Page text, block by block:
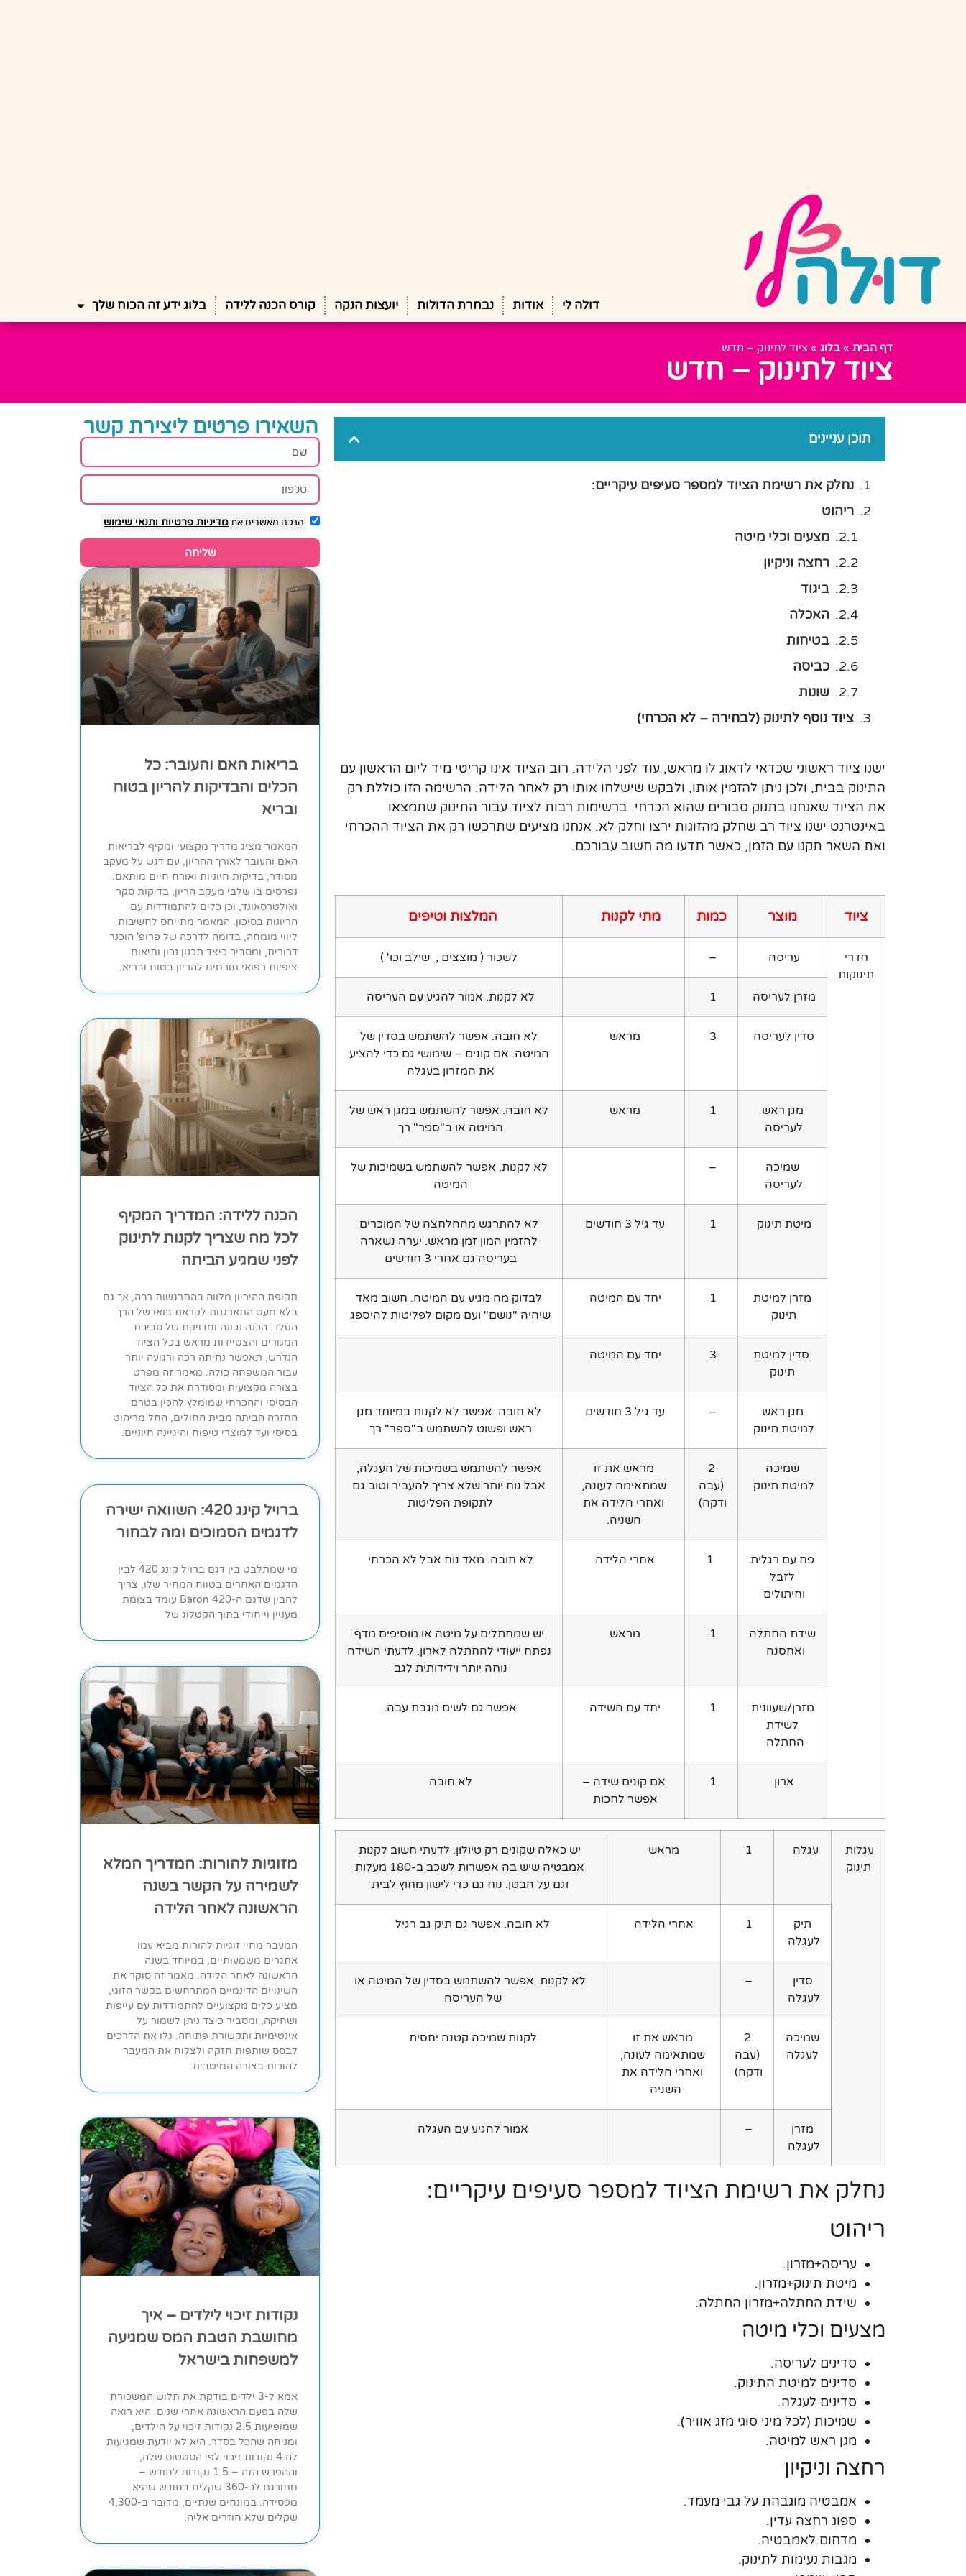
דולה לי אודות נבחרת הדולות יועצות הנקה קורס הכנה ללידה בלוג ידע זה הכוח שלך
דף הבית » בלוג » ציוד לתינוק – חדש
ציוד לתינוק – חדש
תוכן עניינים
נחלק את רשימת הציוד למספר סעיפים עיקריים:
ריהוט
מצעים וכלי מיטה
רחצה וניקיון
ביגוד
האכלה
בטיחות
כביסה
שונות
ציוד נוסף לתינוק (לבחירה – לא הכרחי)
ישנו ציוד ראשוני שכדאי לדאוג לו מראש, עוד לפני הלידה. רוב הציוד אינו קריטי מיד ליום הראשון עם
התינוק בבית, ולכן ניתן להזמין אותו, ולבקש שישלחו אותו רק לאחר הלידה. הרשימה הזו כוללת רק
את הציוד שאנחנו בתנוק סבורים שהוא הכרחי. ברשימות רבות לציוד עבור התינוק שתמצאו
באינטרנט ישנו ציוד רב שחלק מהזוגות ירצו וחלק לא. אנחנו מציעים שתרכשו רק את הציוד ההכרחי
ואת השאר תקנו עם הזמן, כאשר תדעו מה חשוב עבורכם.
ציוד מוצר כמות מתי לקנות המלצות וטיפים
חדרי
תינוקות
עריסה – לשכור ( מוצצים , שילב וכו' )
מזרן לעריסה 1 לא לקנות. אמור להגיע עם העריסה
סדין לעריסה 3 מראש
לא חובה. אפשר להשתמש בסדין של
המיטה. אם קונים – שימושי גם כדי להציע
את המזרון בעגלה
מגן ראש
לעריסה
1 מראש
לא חובה. אפשר להשתמש במגן ראש של
המיטה או ב"ספר" רך
שמיכה
לעריסה
–
לא לקנות. אפשר להשתמש בשמיכות של
המיטה
מיטת תינוק 1 עד גיל 3 חודשים
לא להתרגש מההלחצה של המוכרים
להזמין המון זמן מראש. יערה נשארה
בעריסה גם אחרי 3 חודשים
מזרן למיטת
תינוק
1 יחד עם המיטה
לבדוק מה מגיע עם המיטה. חשוב מאד
שיהיה "נושם" ועם מקום לפליטות להיספג
סדין למיטת
תינוק
3 יחד עם המיטה
מגן ראש
למיטת תינוק
– עד גיל 3 חודשים
לא חובה. אפשר לא לקנות במיוחד מגן
ראש ופשוט להשתמש ב"ספר" רך
שמיכה
למיטת תינוק
2
(עבה
ודקה)
מראש את זו
שמתאימה לעונה,
ואחרי הלידה את
השניה.
אפשר להשתמש בשמיכות של העגלה,
אבל נוח יותר שלא צריך להעביר וטוב גם
לתקופת הפליטות
פח עם רגלית
לזבל
וחיתולים
אחרי הלידה לא חובה. מאד נוח אבל לא הכרחי
שידת החתלה
ואחסנה
1 מראש
יש שמחתלים על מיטה או מוסיפים מדף
נפתח ייעודי להחתלה לארון. לדעתי השידה
נוחה יותר וידידותית לגב
מזרן/שעוונית
לשידת
החתלה
1 יחד עם השידה אפשר גם לשים מגבת עבה.
ארון 1
אם קונים שידה –
אפשר לחכות
לא חובה
עגלות
תינוק
עגלה 1 מראש
יש כאלה שקונים רק טיולון. לדעתי חשוב לקנות
אמבטיה שיש בה אפשרות לשכב ב-180 מעלות
וגם על הבטן. נוח גם כדי לישון מחוץ לבית
תיק
לעגלה
1 אחרי הלידה לא חובה. אפשר גם תיק גב רגיל
סדין
לעגלה
–
לא לקנות. אפשר להשתמש בסדין של המיטה או
של העריסה
שמיכה
לעגלה
2
(עבה
ודקה)
מראש את זו
שמתאימה לעונה,
ואחרי הלידה את
השניה
לקנות שמיכה קטנה יחסית
מזרן
לעגלה
– אמור להגיע עם העגלה
נחלק את רשימת הציוד למספר סעיפים עיקריים:
ריהוט
עריסה+מזרון.
מיטת תינוק+מזרון.
שידת החתלה+מזרון החתלה.
מצעים וכלי מיטה
סדינים לעריסה.
סדינים למיטת התינוק.
סדינים לעגלה.
שמיכות (לכל מיני סוגי מזג אוויר).
מגן ראש למיטה.
רחצה וניקיון
אמבטיה מוגבהת על גבי מעמד.
ספוג רחצה עדין.
מדחום לאמבטיה.
מגבות נעימות לתינוק.
השאירו פרטים ליצירת קשר
הנכם מאשרים אתמדיניות פרטיות ותנאי שימוש
שליחה
בריאות האם והעובר: כל
הכלים והבדיקות להריון בטוח
ובריא
המאמר מציג מדריך מקצועי ומקיף לבריאות
האם והעובר לאורך ההריון, עם דגש על מעקב
מסודר, בדיקות חיוניות ואורח חיים מותאם.
נפרסים בו שלבי מעקב הריון, בדיקות סקר
ואולטרסאונד, וכן כלים להתמודדות עם
הריונות בסיכון. המאמר מתייחס לחשיבות
ליווי מומחה, בדומה לדרכה של פרופ' הוכנר
דרורית, ומסביר כיצד תכנון נכון ותיאום
ציפיות רפואי תורמים להריון בטוח ובריא.
הכנה ללידה: המדריך המקיף
לכל מה שצריך לקנות לתינוק
לפני שמגיע הביתה
תקופת ההיריון מלווה בהתרגשות רבה, אך גם
בלא מעט התארגנות לקראת בואו של הרך
הנולד. הכנה נכונה ומדויקת של סביבת
המגורים והצטיידות מראש בכל הציוד
הנדרש, תאפשר נחיתה רכה ורגועה יותר
עבור המשפחה כולה. מאמר זה מפרט
בצורה מקצועית ומסודרת את כל הציוד
הבסיסי וההכרחי שמומלץ להכין בטרם
החזרה הביתה מבית החולים, החל מריהוט
בסיסי ועד למוצרי טיפוח והיגיינה חיוניים.
ברויל קינג 420: השוואה ישירה
לדגמים הסמוכים ומה לבחור
מי שמתלבט בין דגם ברויל קינג 420 לבין
הדגמים האחרים בטווח המחיר שלו, צריך
להבין שדגם ה-Baron 420 עומד בצומת
מעניין וייחודי בתוך הקטלוג של
מזוגיות להורות: המדריך המלא
לשמירה על הקשר בשנה
הראשונה לאחר הלידה
המעבר מחיי זוגיות להורות מביא עמו
אתגרים משמעותיים, במיוחד בשנה
הראשונה לאחר הלידה. מאמר זה סוקר את
השינויים הדינמיים המתרחשים בקשר הזוגי,
מציע כלים מקצועיים להתמודדות עם עייפות
ושחיקה, ומסביר כיצד ניתן לשמור על
אינטימיות ותקשורת פתוחה. גלו את הדרכים
לבסס שותפות חזקה ולצלוח את המעבר
להורות בצורה המיטבית.
נקודות זיכוי לילדים – איך
מחושבת הטבת המס שמגיעה
למשפחות בישראל
אמא ל-3 ילדים בודקת את תלוש המשכורת
שלה בפעם הראשונה אחרי שנים. היא רואה
שמופיעות 2.5 נקודות זיכוי על הילדים,
ומניחה שהכל בסדר. היא לא יודעת שמגיעות
לה 4 נקודות זיכוי לפי הסטטוס שלה,
וההפרש הזה – 1.5 נקודות לחודש –
מתורגם לכ-360 שקלים בחודש שהיא
מפסידה. במונחים שנתיים, מדובר ב-4,300
שקלים שלא חוזרים אליה.